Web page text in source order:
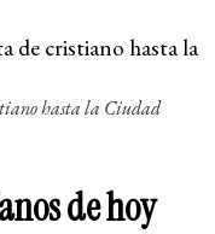
hasta la Ciudad
de hoy